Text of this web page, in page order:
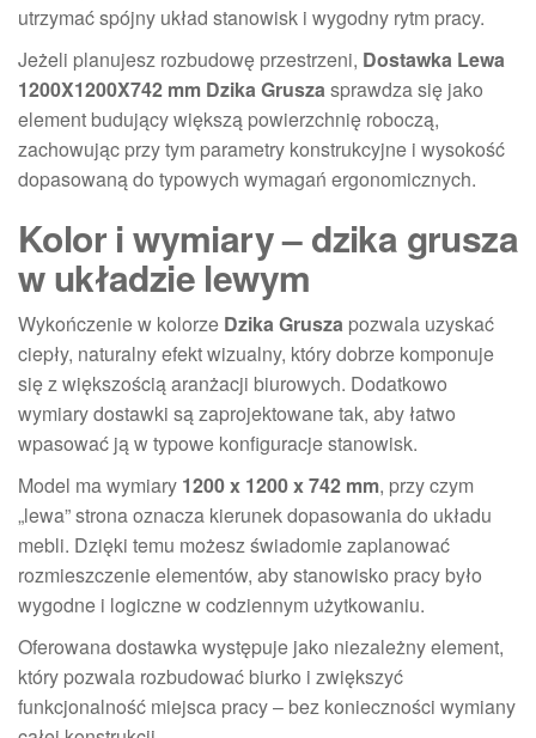
utrzymać spójny układ stanowisk i wygodny rytm pracy.
Jeżeli planujesz rozbudowę przestrzeni, Dostawka Lewa
1200X1200X742 mm Dzika Gruszasprawdza się jako
element budujący większą powierzchnię roboczą,
zachowując przy tym parametry konstrukcyjne i wysokość
dopasowaną do typowych wymagań ergonomicznych.
Kolor i wymiary – dzika grusza
w układzie lewym
Wykończenie w kolorze Dzika Grusza pozwala uzyskać
ciepły, naturalny efekt wizualny, który dobrze komponuje
się z większością aranżacji biurowych. Dodatkowo
wymiary dostawki są zaprojektowane tak, aby łatwo
wpasować ją w typowe konfiguracje stanowisk.
Model ma wymiary 1200 x 1200 x 742 mm, przy czym
„lewa” strona oznacza kierunek dopasowania do układu
mebli. Dzięki temu możesz świadomie zaplanować
rozmieszczenie elementów, aby stanowisko pracy było
wygodne i logiczne w codziennym użytkowaniu.
Oferowana dostawka występuje jako niezależny element,
który pozwala rozbudować biurko i zwiększyć
funkcjonalność miejsca pracy – bez konieczności wymiany